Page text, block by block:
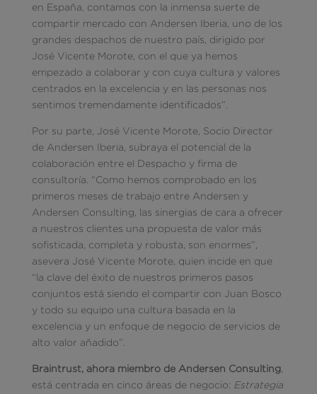
en España, contamos con la inmensa suerte de
compartir mercado con Andersen Iberia, uno de los
grandes despachos de nuestro país, dirigido por
José Vicente Morote, con el que ya hemos
empezado a colaborar y con cuya cultura y valores
centrados en la excelencia y en las personas nos
sentimos tremendamente identificados”.
Por su parte, José Vicente Morote, Socio Director
de Andersen Iberia, subraya el potencial de la
colaboración entre el Despacho y firma de
consultoría. “Como hemos comprobado en los
primeros meses de trabajo entre Andersen y
Andersen Consulting, las sinergias de cara a ofrecer
a nuestros clientes una propuesta de valor más
sofisticada, completa y robusta, son enormes”,
asevera José Vicente Morote, quien incide en que
“la clave del éxito de nuestros primeros pasos
conjuntos está siendo el compartir con Juan Bosco
y todo su equipo una cultura basada en la
excelencia y un enfoque de negocio de servicios de
alto valor añadido”.
Braintrust, ahora miembro de Andersen Consulting,
está centrada en cinco áreas de negocio: Estrategia